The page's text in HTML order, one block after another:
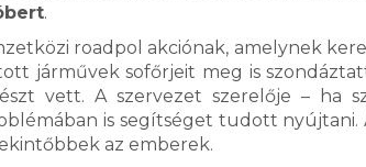
.
roadpol akciónak, amelynek
járművek sofőrjeit meg is
vett. A szervezet szerelője – ha
is segítséget tudott nyújtani.
az emberek.